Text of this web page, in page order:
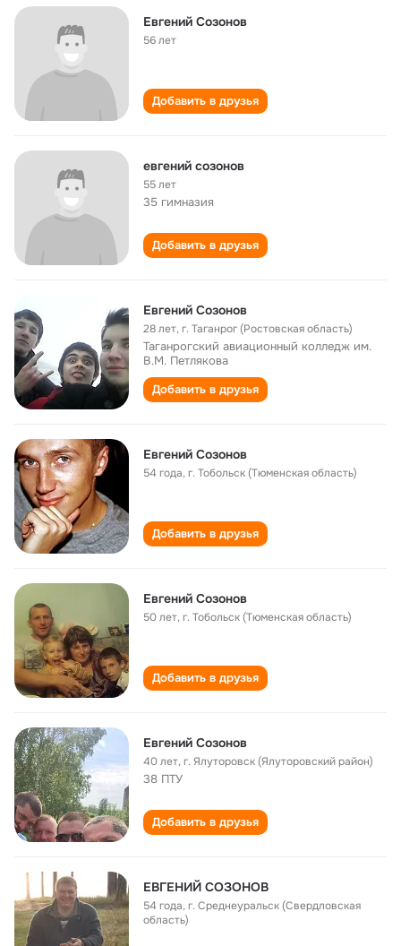
Евгений Созонов
56 лет
Добавить в друзья
евгений созонов
55 лет
35 гимназия
Добавить в друзья
Евгений Созонов
28 лет,г. Таганрог (Ростовская область)
Таганрогский авиационный колледж им.
В.М. Петлякова
Добавить в друзья
Евгений Созонов
54 года,г. Тобольск (Тюменская область)
Добавить в друзья
Евгений Созонов
50 лет,г. Тобольск (Тюменская область)
Добавить в друзья
Евгений Созонов
40 лет,г. Ялуторовск (Ялуторовский район)
38 ПТУ
Добавить в друзья
ЕВГЕНИЙ СОЗОНОВ
54 года,г. Среднеуральск (Свердловская
область)